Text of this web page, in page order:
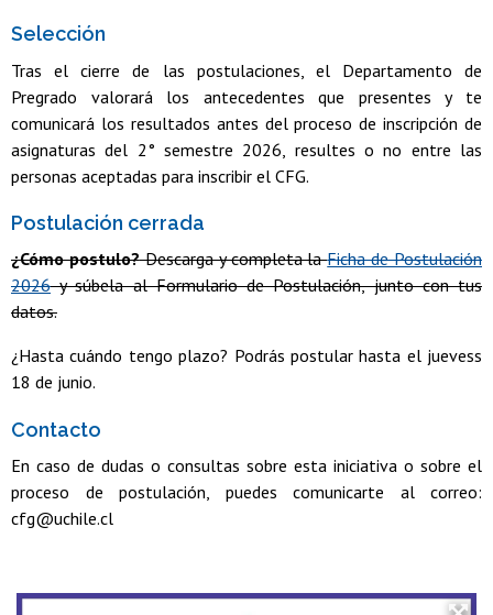
Selección
Tras el cierre de las postulaciones, el Departamento de
Pregrado valorará los antecedentes que presentes y te
comunicará los resultados antes del proceso de inscripción de
asignaturas del 2° semestre 2026, resultes o no entre las
personas aceptadas para inscribir el CFG.
Postulación cerrada
¿Cómo postulo?Descarga y completa laFicha de Postulación
2026y súbela al Formulario de Postulación, junto con tus
datos.
¿Hasta cuándo tengo plazo? Podrás postular hasta el juevess
18 de junio.
Contacto
En caso de dudas o consultas sobre esta iniciativa o sobre el
proceso de postulación, puedes comunicarte al correo:
cfg@uchile.cl